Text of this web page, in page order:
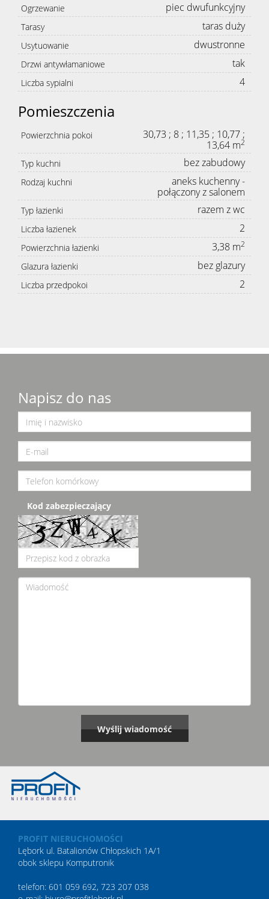
Ogrzewanie piec dwufunkcyjny
Tarasy taras duży
Usytuowanie dwustronne
Drzwi antywłamaniowe tak
Liczba sypialni 4
Pomieszczenia
Powierzchnia pokoi
30,73 ; 8 ; 11,35 ; 10,77 ;
13,64 m2
Typ kuchni bez zabudowy
Rodzaj kuchni
aneks kuchenny -
połączony z salonem
Typ łazienki razem z wc
Liczba łazienek 2
Powierzchnia łazienki 3,38 m2
Glazura łazienki bez glazury
Liczba przedpokoi 2
Napisz do nas
Kod zabezpieczający
PROFIT NIERUCHOMOŚCI
Lębork ul. Batalionów Chłopskich 1A/1
obok sklepu Komputronik
telefon: 601 059 692, 723 207 038